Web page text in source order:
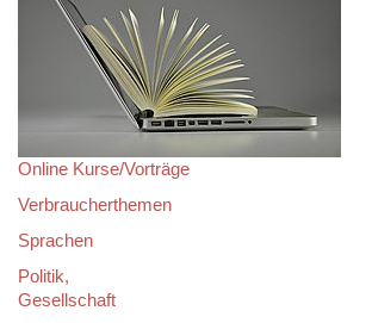
Online Kurse/Vorträge
Verbraucherthemen
Sprachen
Politik,
Gesellschaft